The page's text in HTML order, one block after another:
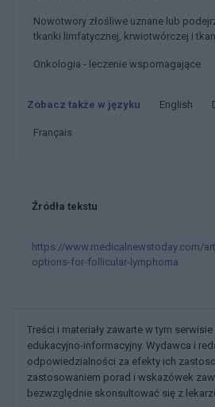
Nowotwory złośliwe uznane lub podejrzane jako pierwotne
tkanki limfatycznej, krwiotwórczej i
Onkologia - leczenie wspomagające
Zobacz także w języku english
français
Źródła tekstu
https://www.medicalnewstoday.com/
options-for-follicular-lymphoma
Treści i materiały zawarte w tym
edukacyjno-informacyjny. Wydawca i
odpowiedzialności za efekty ich
zastosowaniem porad i wskazówek
bezwzględnie skonsultować się z